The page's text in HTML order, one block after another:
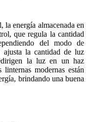
la energía almacenada en
que regula la cantidad
del modo de
ajusta la cantidad de luz
la luz en un haz
modernas están
brindando una buena